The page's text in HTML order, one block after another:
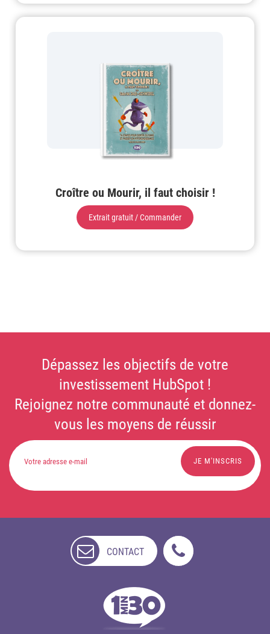
Croître ou Mourir, il faut choisir !
Extrait gratuit / Commander
Dépassez les objectifs de votre
investissement HubSpot !
Rejoignez notre communauté et donnez-
vous les moyens de réussir
CONTACT
DISPONIBLE